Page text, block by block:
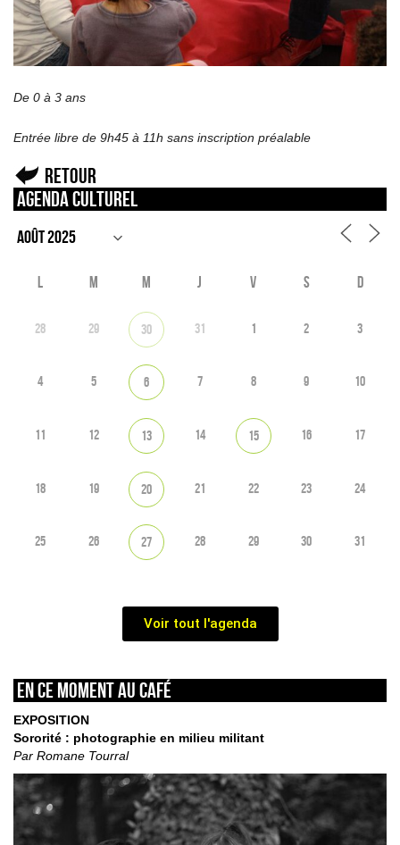
De 0 à 3 ans
Entrée libre de 9h45 à 11h sans inscription préalable
Retour
Agenda culturel
L M M J V S D
28 29 30 31 1 2 3
4 5 6 7 8 9 10
11 12 13 14 15 16 17
18 19 20 21 22 23 24
25 26 27 28 29 30 31
Voir tout l'agenda
En ce moment au café
EXPOSITION
Sororité : photographie en milieu militant
Par Romane Tourral